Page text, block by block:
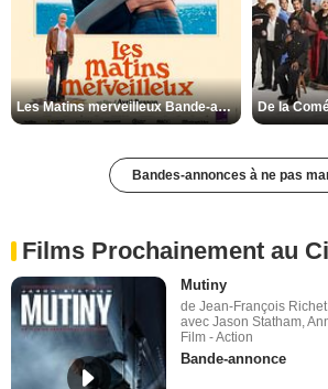
Les Matins merveilleux Bande-annonce VF
Bandes-annonces à ne pas
Films Prochainement au
Mutiny
de Jean-François Richet
avec Jason Statham,
Film - Action
Bande-annonce